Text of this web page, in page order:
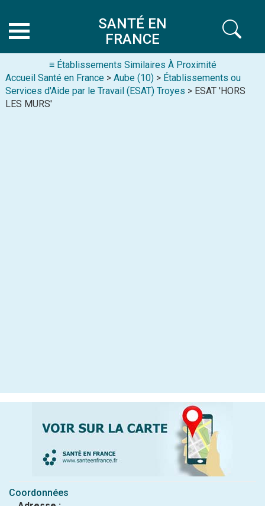
SANTÉ EN
FRANCE
≡ Établissements Similaires À Proximité
Accueil Santé en France > Aube (10) > Établissements ou
Services d'Aide par le Travail (ESAT) Troyes > ESAT 'HORS
LES MURS'
Coordonnées